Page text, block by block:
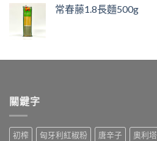
常春藤1.8長麵500g
關鍵字
初榨 匈牙利紅椒粉 唐辛子 奧利塔